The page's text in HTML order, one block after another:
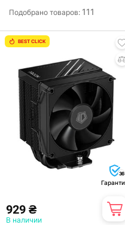
Подобрано товаров: 111
BEST CLICK
36
929 ₴
В наличии